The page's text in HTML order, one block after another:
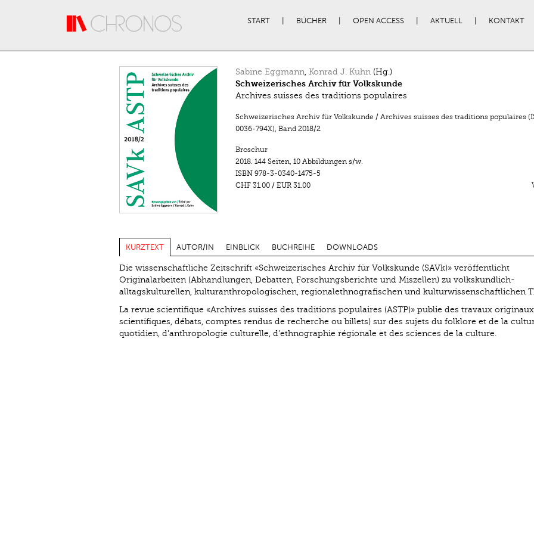
START BÜCHER OPEN ACCESS AKTUELL KONTAKT
Sabine Eggmann, Konrad J. Kuhn(Hg.)
Schweizerisches Archiv für Volkskunde
Archives suisses des traditions populaires
Schweizerisches Archiv für Volkskunde / Archives suisses des traditions populaires
0036-794X), Band 2018/2
Broschur
2018. 144 Seiten, 10 Abbildungen s/w.
ISBN 978-3-0340-1475-5
CHF 31.00/ EUR 31.00
KURZTEXT AUTOR/IN EINBLICK BUCHREIHE DOWNLOADS
Die wissenschaftliche Zeitschrift «Schweizerisches Archiv für Volkskunde (SAVk)» veröffentlicht
Originalarbeiten (Abhandlungen, Debatten, Forschungsberichte und Miszellen) zu volkskundlich-
alltagskulturellen, kulturanthropologischen, regionalethnografischen und kulturwissenschaftlichen
La revue scientifique «Archives suisses des traditions populaires (ASTP)» publie des travaux
scientifiques, débats, comptes rendus de recherche ou billets) sur des sujets du folklore et de la
quotidien, d’anthropologie culturelle, d’ethnographie régionale et des sciences de la culture.